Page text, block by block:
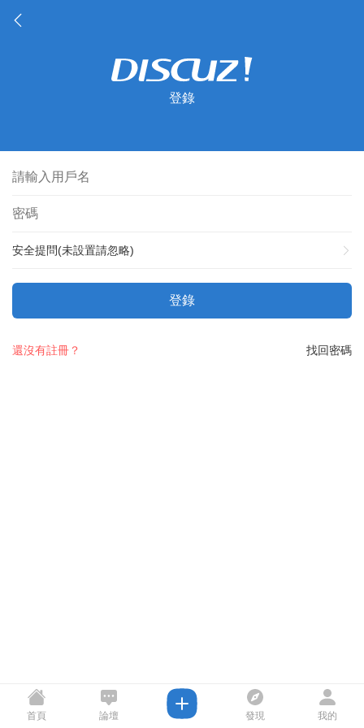
登錄
安全提問(未設置請忽略)
登錄
找回密碼
還沒有註冊？
首頁 論壇 發現 我的